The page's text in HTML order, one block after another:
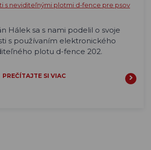
s neviditeľnými plotmi d-fence pre psov
Hálek sa s nami podelil o svoje
s používaním elektronického
plotu d-fence 202.
PREČÍTAJTE SI VIAC